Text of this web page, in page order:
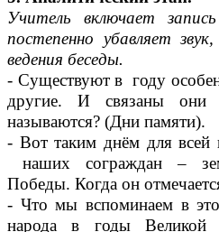
Учитель включает
постепенно убавляет
ведения беседы.
- Существуют в году
другие. И связаны
называются? (Дни памяти).
- Вот таким днём для всей
наших сограждан –
Победы. Когда он
- Что мы вспоминаем в
народа в годы Великой